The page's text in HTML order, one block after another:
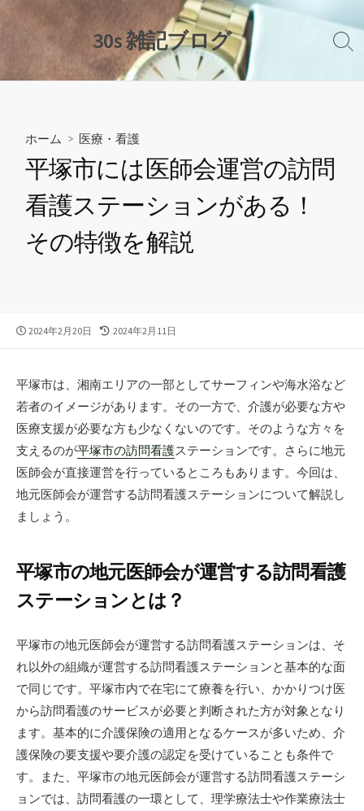
コ
ン
30s 雑記ブログ
検
ホーム > 医療・看護
平塚市には医師会運営の訪問
看護ステーションがある！
その特徴を解説
公
2024年2月20日
最
日
2024年2月11日
平塚市は、湘南エリアの一部としてサーフィンや海水浴など
若者のイメージがあります。その一方で、介護が必要な方や
医療支援が必要な方も少なくないのです。そのような方々を
支えるのが平塚市の訪問看護ステーションです。さらに地元
医師会が直接運営を行っているところもあります。今回は、
地元医師会が運営する訪問看護ステーションについて解説し
ましょう。
平塚市の地元医師会が運営する訪問看護
ステーションとは？
平塚市の地元医師会が運営する訪問看護ステーションは、そ
れ以外の組織が運営する訪問看護ステーションと基本的な面
で同じです。平塚市内で在宅にて療養を行い、かかりつけ医
から訪問看護のサービスが必要と判断された方が対象となり
ます。基本的に介護保険の適用となるケースが多いため、介
護保険の要支援や要介護の認定を受けていることも条件で
す。また、平塚市の地元医師会が運営する訪問看護ステーシ
ョンでは、訪問看護の一環として、理学療法士や作業療法士